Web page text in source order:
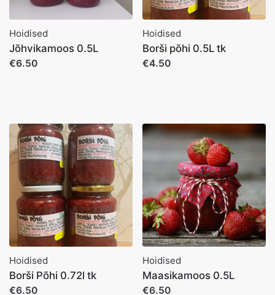
Hoidised
Jõhvikamoos 0.5L
€6.50
Hoidised
Borši põhi 0.5L tk
€4.50
Hoidised
Borši Põhi 0.72l tk
€6.50
Hoidised
Maasikamoos 0.5L
€6.50